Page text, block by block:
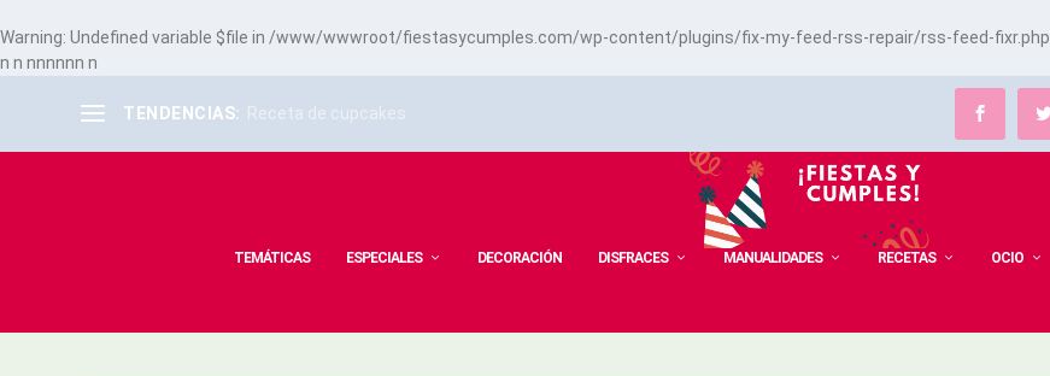
Warning: Undefined variable $file in /www/wwwroot/fiestasycumples.com/wp-content/plugins/fix-my-feed-rss-repair/rss-feed-fixr.php
n n nnnnnn n
TENDENCIAS: Receta de cupcakes
TEMÁTICAS ESPECIALES DECORACIÓN DISFRACES MANUALIDADES RECETAS OCIO